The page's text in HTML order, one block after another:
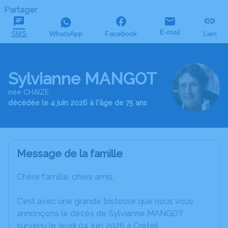
Partager
SMS WhatsApp Facebook E-mail Lien
Sylvianne MANGOT
née CHAIZE
décédée le 4 juin 2026 à l'âge de 75 ans
Message de la famille
Chère famille, chers amis,
C’est avec une grande tristesse que nous vous
annonçons le décès de Sylvianne MANGOT
survenu le jeudi 04 juin 2026 à Créteil.